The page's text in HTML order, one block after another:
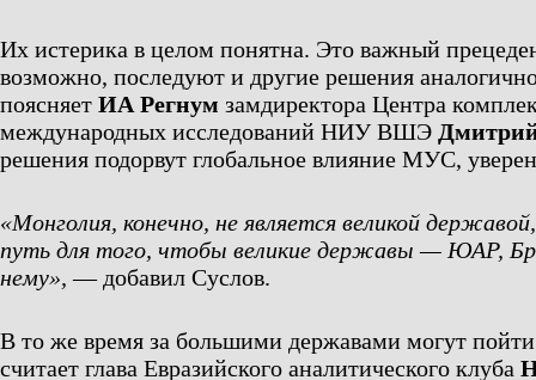
Их истерика в целом понятна. Это важный
возможно, последуют и другие решения
поясняет ИА Регнум замдиректора Центра
международных исследований НИУ ВШЭ
решения подорвут глобальное влияние МУС,
«Монголия, конечно, не является великой
путь для того, чтобы великие державы — ЮАР,
нему», — добавил Суслов.
В то же время за большими державами могут
считает глава Евразийского аналитического клуба